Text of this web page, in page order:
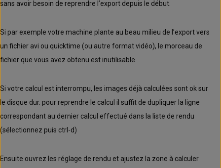
sans avoir besoin de reprendre l’export depuis le début.
Si par exemple votre machine plante au beau milieu de l’export vers
un fichier avi ou quicktime (ou autre format vidéo), le morceau de
fichier que vous avez obtenu est inutilisable.
Si votre calcul est interrompu, les images déjà calculées sont ok sur
le disque dur. pour reprendre le calcul il suffit de dupliquer la ligne
correspondant au dernier calcul effectué dans la liste de rendu
(sélectionnez puis ctrl-d)
Ensuite ouvrez les réglage de rendu et ajustez la zone à calculer